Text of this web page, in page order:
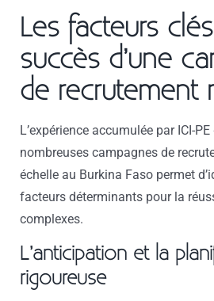
Les facteurs
succès d’une
de recrutement
L’expérience accumulée par ICI-
nombreuses campagnes de
échelle au Burkina Faso permet
facteurs déterminants pour la
complexes.
L’anticipation et la
rigoureuse